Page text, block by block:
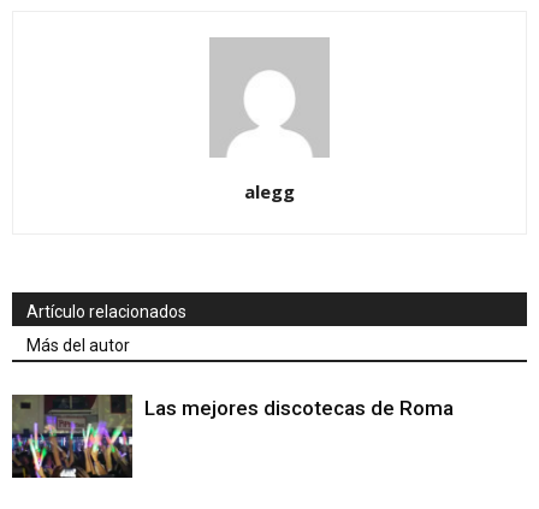
alegg
Artículo relacionados
Más del autor
Las mejores discotecas de Roma